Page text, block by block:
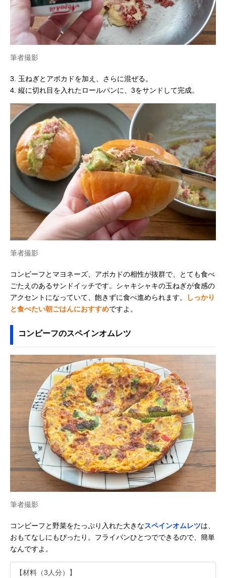
筆者撮影
3. 玉ねぎとアボカドを加え、さらに混ぜる。
4. 縦に切れ目を入れたロールパンに、3をサンドして完成。
筆者撮影
コンビーフとマヨネーズ、アボカドの相性が抜群で、とても食べ
ごたえのあるサンドイッチです。シャキシャキの玉ねぎが食感の
アクセントになっていて、飽きずに食べ進められます。
しっかり
と食べたい朝ごはんにおすすめですよ。
コンビーフのスペインオムレツ
筆者撮影
コンビーフと野菜をたっぷり入れた大きなスペインオムレツは、
おもてなしにもぴったり。フライパンひとつでできるので、簡単
なんですよ。
【材料（3人分）】